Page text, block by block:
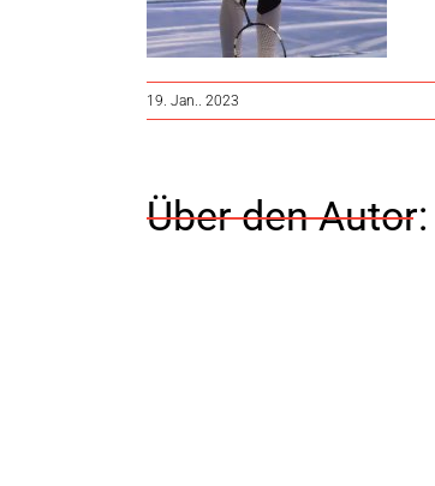
19. Jan.. 2023
Über den Autor: